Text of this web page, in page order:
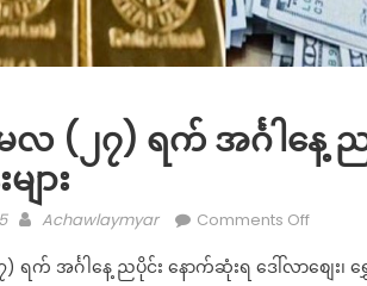
(၂၇) ရက် အင်္ဂါနေ့ ည
ျား
Author
Achawlaymyar Comments Offon
မေလ
က် အင်္ဂါနေ့ ညပိုင်း နောက်ဆုံးရ ဒေါ်လာစျေး၊ ရွှေစ